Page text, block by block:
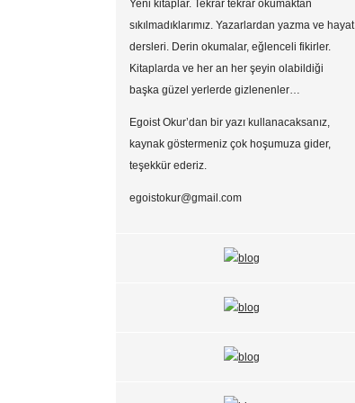
Yeni kitaplar. Tekrar tekrar okumaktan
sıkılmadıklarımız. Yazarlardan yazma ve hayat
dersleri. Derin okumalar, eğlenceli fikirler.
Kitaplarda ve her an her şeyin olabildiği
başka güzel yerlerde gizlenenler…
Egoist Okur’dan bir yazı kullanacaksanız,
kaynak göstermeniz çok hoşumuza gider,
teşekkür ederiz.
egoistokur@gmail.com